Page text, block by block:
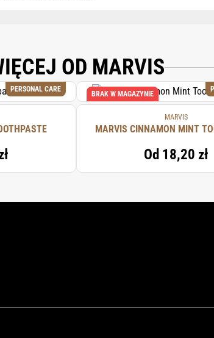
OD MARVIS
PERSONAL CARE
BRAK W MAGAZYNIE
MARVIS
MARVIS CINNAMON MINT
Od 18,20 zł